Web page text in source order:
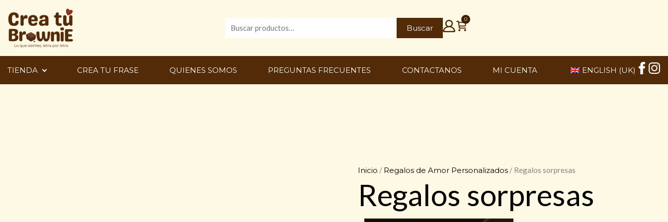
Buscar
por:
Buscar
0
TIENDA CREA TU FRASE QUIENES SOMOS PREGUNTAS FRECUENTES CONTACTANOS MI CUENTA ENGLISH (UK)
Inicio / Regalos de Amor Personalizados / Regalos sorpresas
Regalos sorpresas